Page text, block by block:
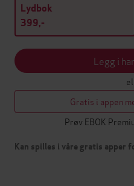
Lydbok
399,-
Legg i
Gratis i appen
Prøv EBOK
Kan spilles i våre gratis apper